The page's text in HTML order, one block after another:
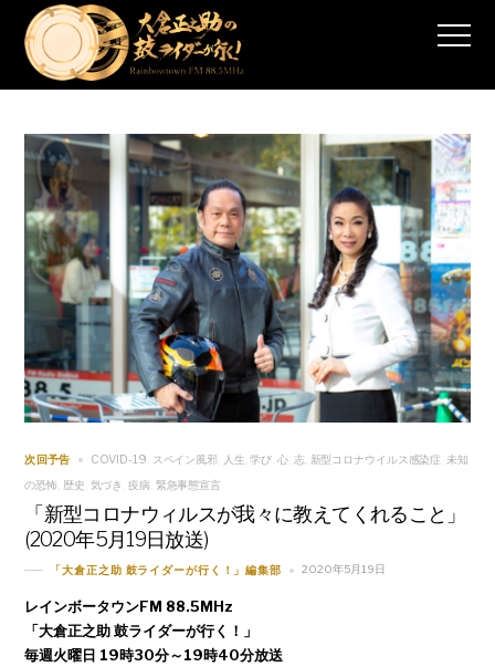
次回予告 COVID-19 スペイン風邪 人生 学び 心, 志, 新型コロナウイルス感染症 未知
の恐怖 歴史 気づき 疫病 緊急事態宣言
「新型コロナウィルスが我々に教えてくれること」
(2020年5月19日放送)
「大倉正之助 鼓ライダーが行く！」編集部 2020年5月19日
レインボータウンFM 88.5MHz
「大倉正之助 鼓ライダーが行く！」
毎週火曜日 19時30分～19時40分放送